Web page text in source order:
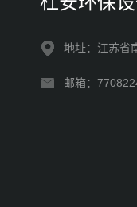
地址：江苏省
邮箱：